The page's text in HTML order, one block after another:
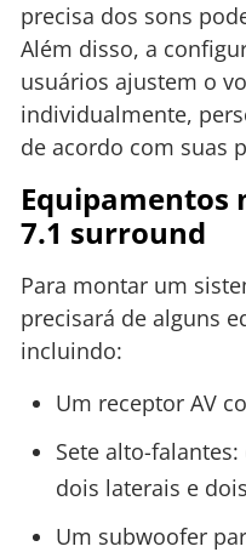
precisa dos sons
Além disso, a
usuários ajustem o
individualmente,
de acordo com suas
Equipamentos
7.1 surround
Para montar um
precisará de alguns
incluindo:
Um receptor AV
Sete alto-
dois laterais e
Um subwoofer